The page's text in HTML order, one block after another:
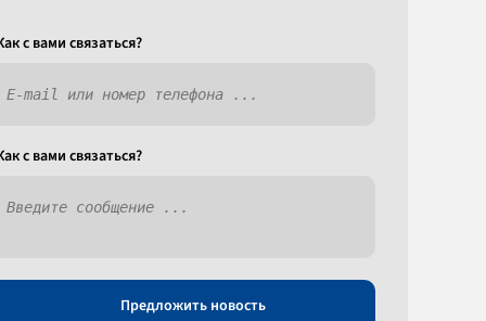
c вами связаться?
c вами связаться?
Предложить новость